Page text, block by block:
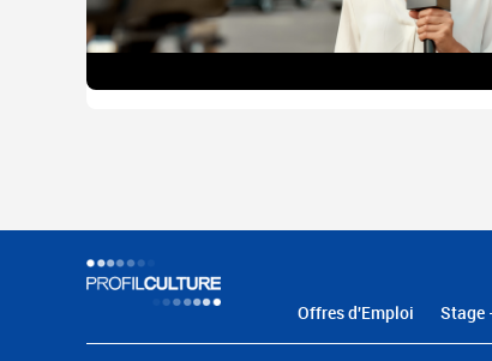
Offres d'Emploi Stage